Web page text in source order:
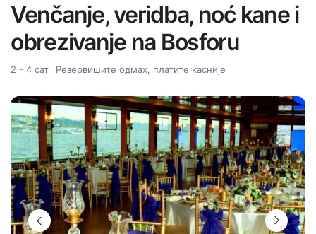
Venčanje, veridba, noć kane i
obrezivanje na Bosforu
2 - 4 сат Резервишите одмах, платите касније